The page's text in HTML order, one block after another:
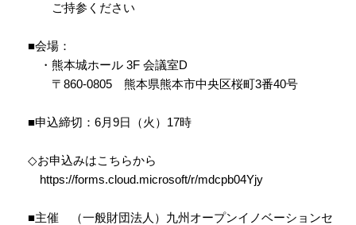
ご持参ください
■会場：
・熊本城ホール 3F 会議室D
〒860-0805 熊本県熊本市中央区桜町3番40号
■申込締切：6月9日（火）17時
◇お申込みはこちらから
https://forms.cloud.microsoft/r/mdcpb04Yjy
■主催 （一般財団法人）九州オープンイノベーションセ